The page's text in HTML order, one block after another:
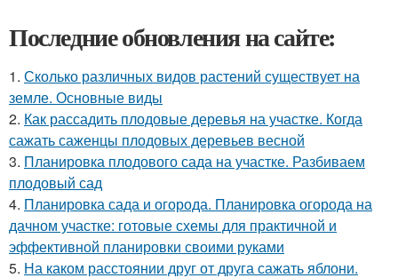
Последние обновления на сайте:
1. Сколько различных видов растений существует на
земле. Основные виды
2. Как рассадить плодовые деревья на участке. Когда
сажать саженцы плодовых деревьев весной
3. Планировка плодового сада на участке. Разбиваем
плодовый сад
4. Планировка сада и огорода. Планировка огорода на
дачном участке: готовые схемы для практичной и
эффективной планировки своими руками
5. На каком расстоянии друг от друга сажать яблони.